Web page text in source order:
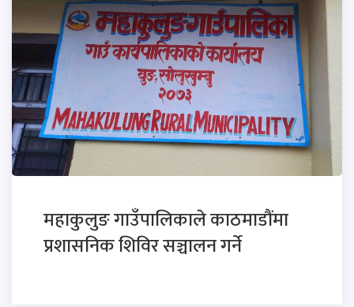
महाकुलुङ गाउँपालिकाले काठमाडौंमा
प्रशासनिक शिविर सञ्चालन गर्ने